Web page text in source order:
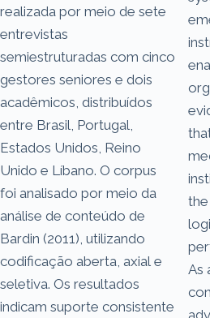
realizada por meio de sete
entrevistas
semiestruturadas com cinco
gestores seniores e dois
acadêmicos, distribuídos
entre Brasil, Portugal,
Estados Unidos, Reino
Unido e Líbano. O corpus
foi analisado por meio da
análise de conteúdo de
Bardin (2011), utilizando
codificação aberta, axial e
seletiva. Os resultados
indicam suporte consistente
As